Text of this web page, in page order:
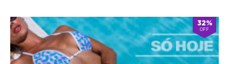
válido
por
90
dias
32%
OFF